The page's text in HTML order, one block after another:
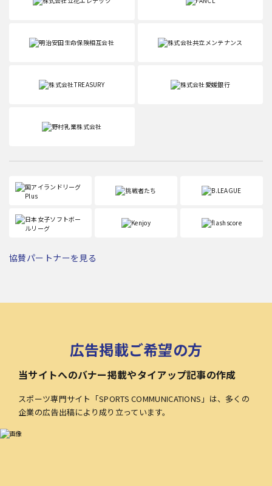
協賛パートナーを見る
広告掲載ご希望の方
当サイトへのバナー掲載やタイアップ記事の作成
スポーツ専門サイト「SPORTS COMMUNICATIONS」は、多くの
企業の広告出稿により成り立っています。